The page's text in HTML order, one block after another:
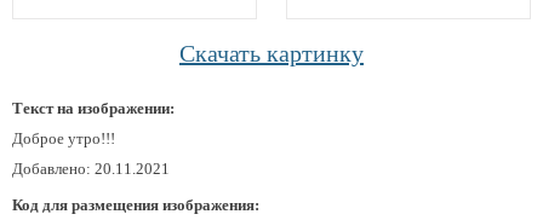
Скачать картинку
Текст на изображении:
Доброе утро!!!
Добавлено: 20.11.2021
Код для размещения изображения: